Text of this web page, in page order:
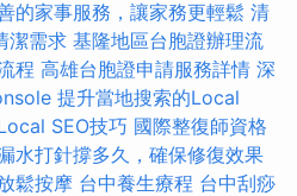
的家事服務，讓家務更輕鬆 清
潔需求 基隆地區台胞證辦理流
程 高雄台胞證申請服務詳情 深
提升當地搜索的Local
SEO技巧 國際整復師資格
水打針撐多久，確保修復效果
鬆按摩 台中養生療程 台中刮痧